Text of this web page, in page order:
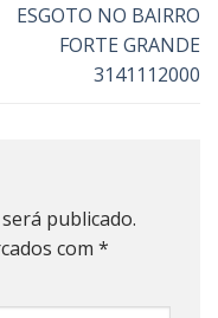
ESGOTO NO BAIRRO
FORTE GRANDE
3141112000
publicado.
com *